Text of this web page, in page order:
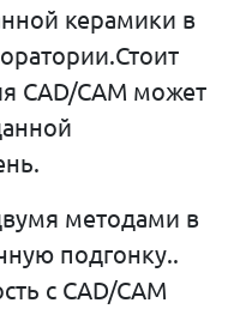
керамики в
CAD/CAM может
методами в
подгонку..
с CAD/CAM